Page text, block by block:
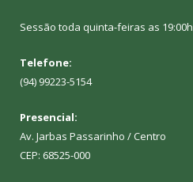
Sessão toda quinta-feiras as 19:00h
Telefone:
(94) 99223-5154
Presencial:
Av. Jarbas Passarinho / Centro
CEP: 68525-000